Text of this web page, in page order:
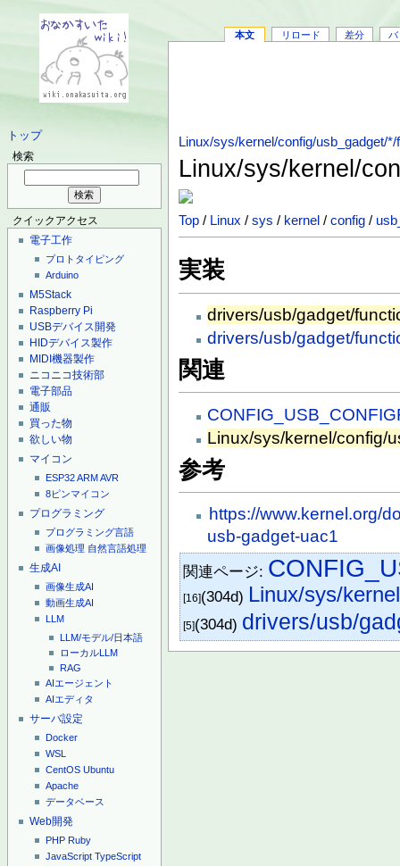
トップ
検索
クイックアクセス
電子工作
プロトタイピング
Arduino
M5Stack
Raspberry Pi
USBデバイス開発
HIDデバイス製作
MIDI機器製作
ニコニコ技術部
電子部品
通販
買った物
欲しい物
マイコン
ESP32ARMAVR
8ピンマイコン
プログラミング
プログラミング言語
画像処理 自然言語処理
生成AI
画像生成AI
動画生成AI
LLM
LLM/モデル/日本語
ローカルLLM
RAG
AIエージェント
AIエディタ
サーバ設定
Docker
WSL
CentOS Ubuntu
Apache
データベース
Web開発
PHP Ruby
JavaScript TypeScript
本文 リロード 差分 バ
Linux/sys/kernel/config/usb_gadget/
Linux/sys/kernel/
Top / Linux /sys / kernel /config /
実装
drivers/usb/gadget/
drivers/usb/gadget/
関連
Linux/sys/kernel/config/
参考
https://www.kernel.org/
usb-gadget-uac1
関連ページ:
[16](304d) Linux/sys/
[5](304d) drivers/usb/